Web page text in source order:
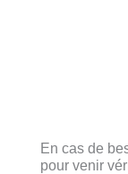
En cas de
pour venir